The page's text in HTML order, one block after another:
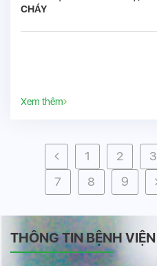
CHÁY
Xem thêm
1 2 3
7
8 9
THÔNG TIN BỆNH VIỆN